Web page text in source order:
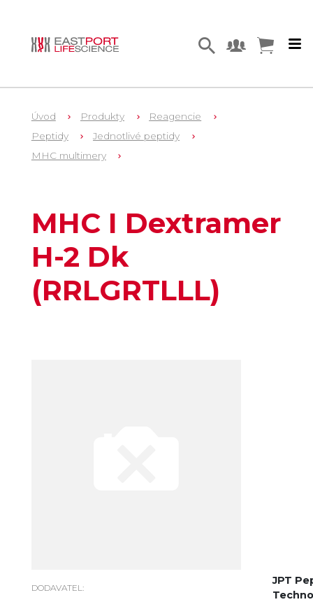
Úvod Produkty
Reagencie
Peptidy
Jednotlivé peptidy
MHC multimery
MHC I Dextramer
H-2 Dk
(RRLGRTLLL)
DODAVATEL:
JPT